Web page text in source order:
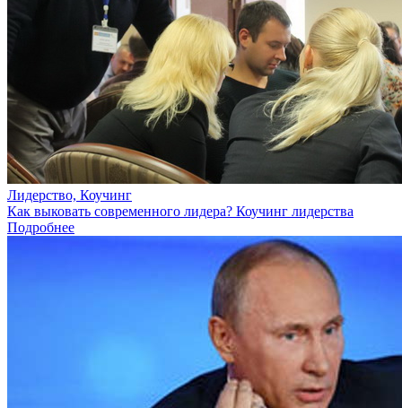
Лидерство, Коучинг
Как выковать современного лидера? Коучинг лидерства
Подробнее